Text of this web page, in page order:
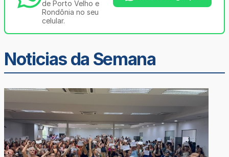
de Porto Velho e
Rondônia no seu
celular.
Noticias da Semana